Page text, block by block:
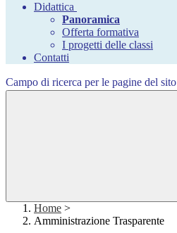
Didattica
Panoramica
Offerta formativa
I progetti delle classi
Contatti
Campo di ricerca per le pagine del sito
Home >
Amministrazione Trasparente